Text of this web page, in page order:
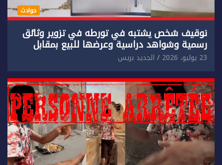
حوادث
توقيف شخص يشتبه في تورطه في تزوير وثائق
رسمية وشواهد دراسية وعرضها للبيع بمقابل
مادي.
23 يوليو، 2026 الجديد بريس